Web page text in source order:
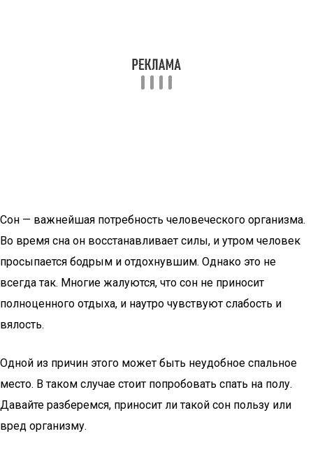
Сон — важнейшая потребность человеческого организма.
Во время сна он восстанавливает силы, и утром человек
просыпается бодрым и отдохнувшим. Однако это не
всегда так. Многие жалуются, что сон не приносит
полноценного отдыха, и наутро чувствуют слабость и
вялость.
Одной из причин этого может быть неудобное спальное
место. В таком случае стоит попробовать спать на полу.
Давайте разберемся, приносит ли такой сон пользу или
вред организму.